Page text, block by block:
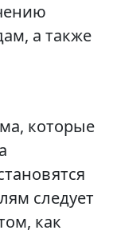
а также
которые
следует
как